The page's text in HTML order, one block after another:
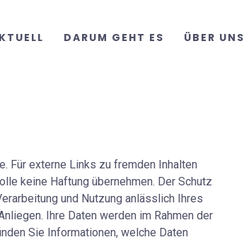
DARUM GEHT ES ÜBER UNS
Für externe Links zu fremden Inhalten
keine Haftung übernehmen. Der Schutz
und Nutzung anlässlich Ihres
Ihre Daten werden im Rahmen der
Sie Informationen, welche Daten